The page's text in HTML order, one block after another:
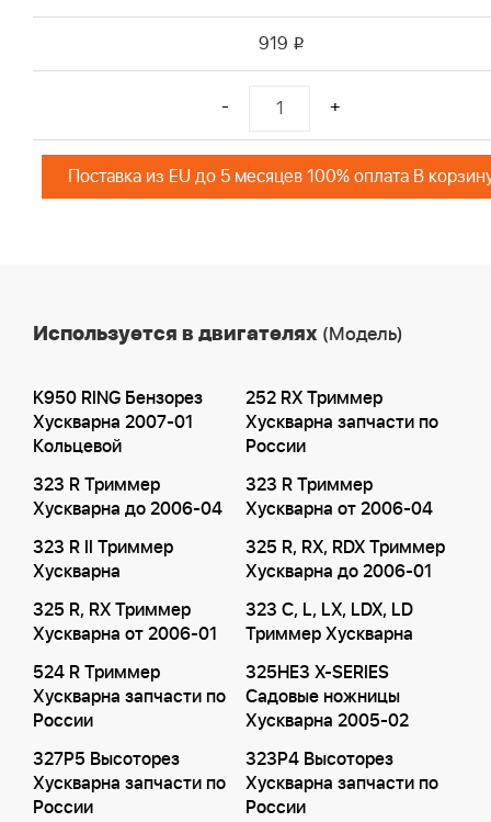
919 i
- +
Поставка из EU до 5 месяцев 100% оплата В
Используется в двигателях (Модель)
K950 RING Бензорез
Хускварна 2007-01
Кольцевой
252 RX Триммер
Хускварна запчасти по
России
323 R Триммер
Хускварна до 2006-04
323 R Триммер
Хускварна от 2006-04
323 R II Триммер
Хускварна
325 R, RX, RDX Триммер
Хускварна до 2006-01
325 R, RX Триммер
Хускварна от 2006-01
323 C, L, LX, LDX, LD
Триммер Хускварна
524 R Триммер
Хускварна запчасти по
России
325HE3 X-SERIES
Садовые ножницы
Хускварна 2005-02
327P5 Высоторез
Хускварна запчасти по
России
323P4 Высоторез
Хускварна запчасти по
России